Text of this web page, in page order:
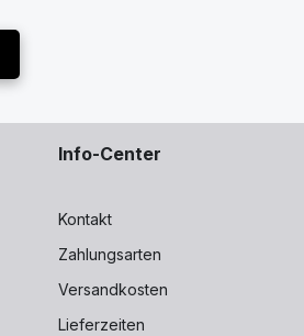
Info-Center
Kontakt
Zahlungsarten
Versandkosten
Lieferzeiten